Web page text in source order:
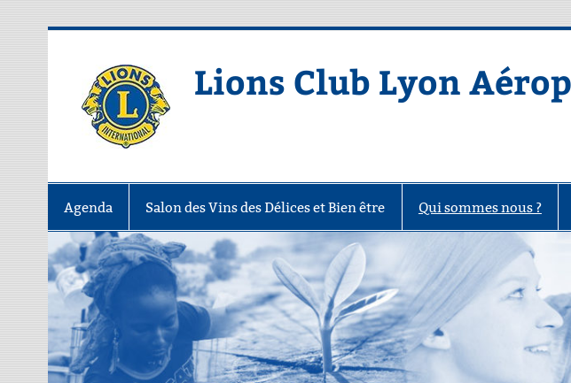
Lions Club Lyon
Agenda Salon des Vins des Délices et Bien être Qui sommes nous ?